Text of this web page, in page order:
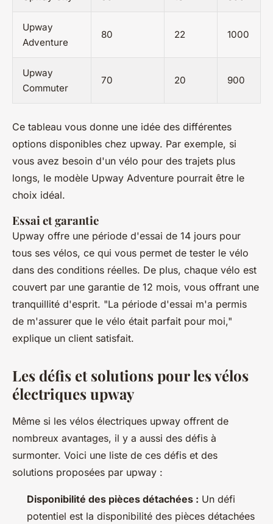
Upway
Adventure
80 22 1000
Upway
Commuter
70 20 900
Ce tableau vous donne une idée des différentes
options disponibles chez upway. Par exemple, si
vous avez besoin d'un vélo pour des trajets plus
longs, le modèle Upway Adventure pourrait être le
choix idéal.
Essai et garantie
Upway offre une période d'essai de 14 jours pour
tous ses vélos, ce qui vous permet de tester le vélo
dans des conditions réelles. De plus, chaque vélo est
couvert par une garantie de 12 mois, vous offrant une
tranquillité d'esprit. "La période d'essai m'a permis
de m'assurer que le vélo était parfait pour moi,"
explique un client satisfait.
Les défis et solutions pour les vélos
électriques upway
Même si les vélos électriques upway offrent de
nombreux avantages, il y a aussi des défis à
surmonter. Voici une liste de ces défis et des
solutions proposées par upway :
Disponibilité des pièces détachées : Un défi
potentiel est la disponibilité des pièces détachées